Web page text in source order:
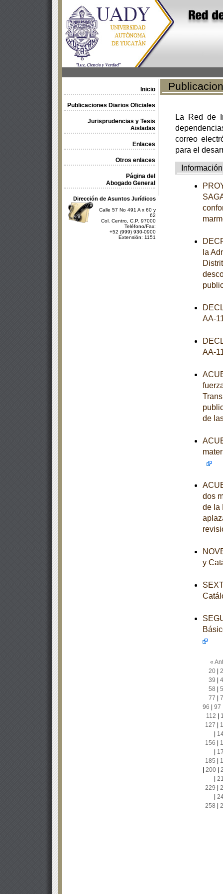
Inicio
Publicaciones Diarios Oficiales
Jurisprudencias y Tesis
Aisladas
Enlaces
Otros enlaces
Página del
Abogado General
Dirección de Asuntos Jurídicos
Calle 57 No 491 A x 60 y
62
Col. Centro, C.P. 97000
Teléfono/Fax:
+52 (999) 930-0900
Extensión: 1151
La Red de
correo
para el
Información
la
AA-
AA-
de
dos
de la
y
«
20|
39
58
77
96
97
112
127
156
185
200|
229
258